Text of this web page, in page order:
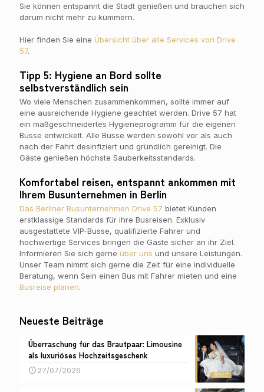
Sie können entspannt die Stadt genießen und brauchen sich
darum nicht mehr zu kümmern.
Hier finden Sie eine Übersicht über alle Services von Drive
57.
Tipp 5: Hygiene an Bord sollte
selbstverständlich sein
Wo viele Menschen zusammenkommen, sollte immer auf
eine ausreichende Hygiene geachtet werden. Drive 57 hat
ein maßgeschneidertes Hygieneprogramm für die eigenen
Busse entwickelt. Alle Busse werden sowohl vor als auch
nach der Fahrt desinfiziert und gründlich gereinigt. Die
Gäste genießen höchste Sauberkeitsstandards.
Komfortabel reisen, entspannt ankommen mit
Ihrem Busunternehmen in Berlin
Das Berliner Busunternehmen Drive 57 bietet Kunden
erstklassige Standards für ihre Busreisen. Exklusiv
ausgestattete VIP-Busse, qualifizierte Fahrer und
hochwertige Services bringen die Gäste sicher an ihr Ziel.
Informieren Sie sich gerne über uns und unsere Leistungen.
Unser Team nimmt sich gerne die Zeit für eine individuelle
Beratung, wenn Sein einen Bus mit Fahrer mieten und eine
Busreise planen.
Neueste Beiträge
Überraschung für das Brautpaar: Limousine
als luxuriöses Hochzeitsgeschenk
27/07/2026